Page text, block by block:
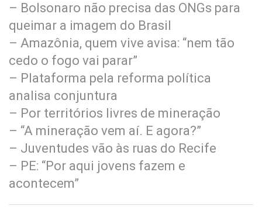
– Bolsonaro não precisa das ONGs para
queimar a imagem do Brasil
– Amazônia, quem vive avisa: “nem tão
cedo o fogo vai parar”
– Plataforma pela reforma política
analisa conjuntura
– Por territórios livres de mineração
– “A mineração vem aí. E agora?”
– Juventudes vão às ruas do Recife
– PE: “Por aqui jovens fazem e
acontecem”